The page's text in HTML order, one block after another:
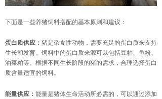
下面是一些养猪饲料搭配的基本原则和建议：
蛋白质供应： 猪是杂食性动物，需要充足的蛋白质来支持
生长和发育。饲料中的蛋白质来源可以包括豆粕、鱼粉、
油菜粕等。根据不同生长阶段的猪的需求，合理选择蛋白
质含量适宜的饲料。
能量供应： 能量是猪体生命活动所必需的，可以通过添加